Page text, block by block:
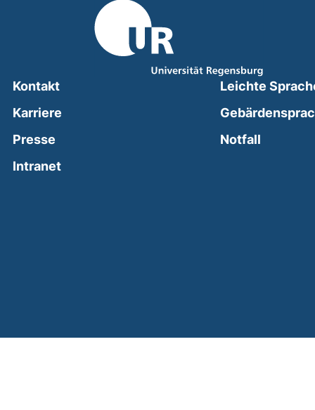
Kontakt
Karriere
Presse
Intranet(external link, opens in a new window)
Leichte
Notfall